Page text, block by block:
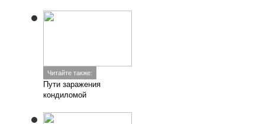
Читайте также:
Пути заражения
кондиломой